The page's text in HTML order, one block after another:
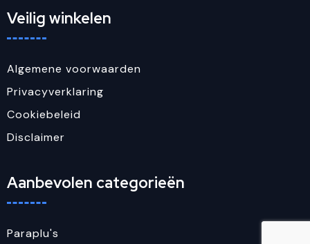
Veilig winkelen
Algemene voorwaarden
Privacyverklaring
Cookiebeleid
Disclaimer
Aanbevolen categorieën
Paraplu's